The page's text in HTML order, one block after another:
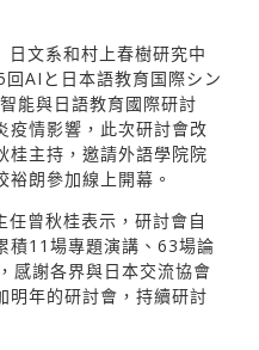
日文系和村上春樹研究中
AIと⽇本語教育国際シン
能與日語教育國際研討
疫情影響，此次研討會改
桂主持，邀請外語學院院
朗參加線上開幕。
任曾秋桂表示，研討會自
積11場專題演講、63場論
感謝各界與日本交流協會
明年的研討會，持續研討